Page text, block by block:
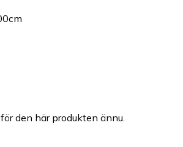
den här produkten ännu.